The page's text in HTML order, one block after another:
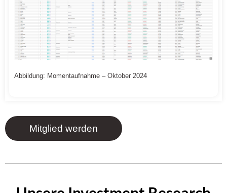
Abbildung: Momentaufnahme – Oktober 2024
Mitglied werden